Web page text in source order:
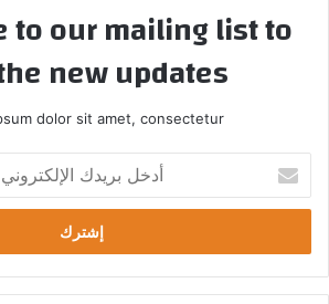
to our mailing list to
new updates!
dolor sit amet, consectetur.
بريدك
الإلكتروني